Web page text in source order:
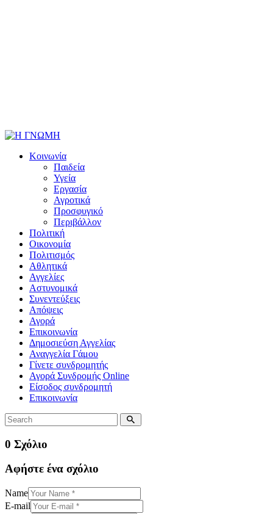
Κοινωνία
Παιδεία
Υγεία
Εργασία
Αγροτικά
Προσφυγικό
Περιβάλλον
Πολιτική
Οικονομία
Πολιτισμός
Αθλητικά
Αγγελίες
Αστυνομικά
Συνεντεύξεις
Απόψεις
Αγορά
Επικοινωνία
Δημοσιεύση Αγγελίας
Αναγγελία Γάμου
Γίνετε συνδρομητής
Αγορά Συνδρομής Online
Είσοδος συνδρομητή
Επικοινωνία
0 Σχόλιο
Αφήστε ένα σχόλιο
Name
E-mail